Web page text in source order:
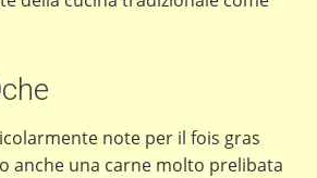
note per il fois gras
anche una carne molto prelibata